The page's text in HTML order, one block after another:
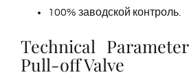
100% заводской контроль.
Technical
Pull-off Valve